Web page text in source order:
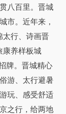
八百里。晋城
市。近年来，
太行、诗画晋
康养样板城
牌。晋城精心
游、太行避暑
玩、感受舒适
之行，给两地